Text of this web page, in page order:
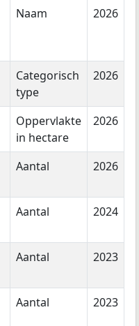
Naam 2026
Categorisch
type
2026
Oppervlakte
in hectare
2026
Aantal 2026
Aantal 2024
Aantal 2023
Aantal 2023